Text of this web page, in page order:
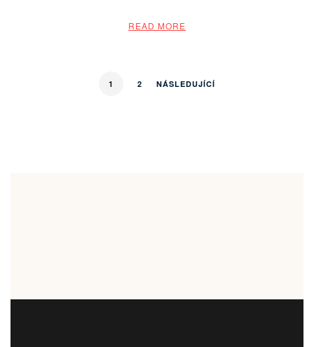
READ MORE
1 2 NÁSLEDUJÍCÍ